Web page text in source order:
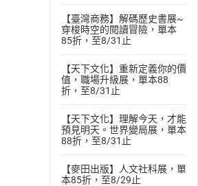
【臺灣商務】解碼歷史書展~
穿梭時空的閱讀冒險，單本
85折，至8/31止
【天下文化】重新定義你的價
值，職場升級展，單本88
折，至8/31止
【天下文化】理解今天，才能
預見明天。世界變局展，單本
88折，至8/31止
【麥田出版】人文社科展，單
本85折，至8/29止